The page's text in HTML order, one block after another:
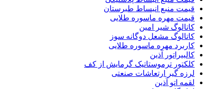
قیمت منبع انبساط طبرستان
قیمت مهره ماسوره طلایی
کاتالوگ شیر امین
کاتالوگ مشعل دوگانه سوز
کاربرد مهره ماسوره طلایی
کالبیراتور آذین
کلکتور ترموستاتیک گرمایش از کف
لرزه گیر ارتعاشات صنعتی
لقمه اتو آذین